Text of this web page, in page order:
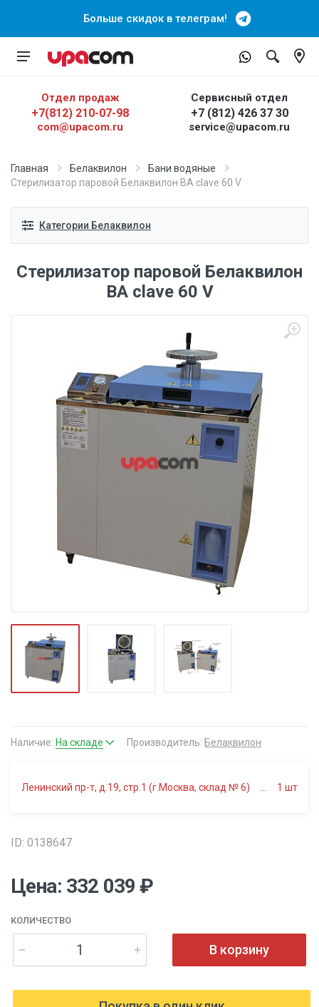
Больше скидок в телеграм!
Отдел продаж
+7(812) 210-07-98
com@upacom.ru
Сервисный отдел
+7 (812) 426 37 30
service@upacom.ru
Главная Белаквилон
Бани водяные
Стерилизатор паровой Белаквилон BA clave 60 V
Категории Белаквилон
Стерилизатор паровой Белаквилон
BA clave 60 V
Наличие: На складе Производитель: Белаквилон
Ленинский пр-т, д.19, стр.1 (г.Москва, склад № 6) 1 шт
ID: 0138647
Цена: 332 039 ₽
КОЛИЧЕСТВО
В корзину